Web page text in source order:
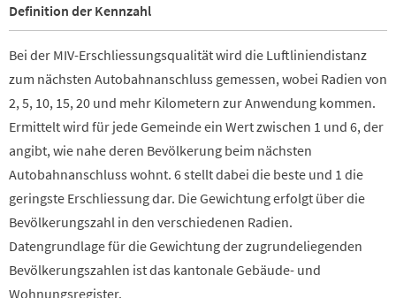
Definition der Kennzahl
Bei der MIV-Erschliessungsqualität wird die Luftliniendistanz
zum nächsten Autobahnanschluss gemessen, wobei Radien von
2, 5, 10, 15, 20 und mehr Kilometern zur Anwendung kommen.
Ermittelt wird für jede Gemeinde ein Wert zwischen 1 und 6, der
angibt, wie nahe deren Bevölkerung beim nächsten
Autobahnanschluss wohnt. 6 stellt dabei die beste und 1 die
geringste Erschliessung dar. Die Gewichtung erfolgt über die
Bevölkerungszahl in den verschiedenen Radien.
Datengrundlage für die Gewichtung der zugrundeliegenden
Bevölkerungszahlen ist das kantonale Gebäude- und
Wohnungsregister.